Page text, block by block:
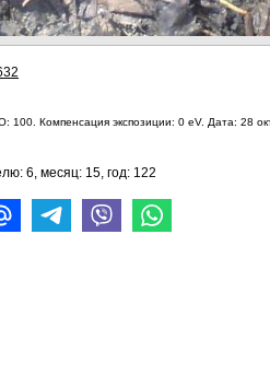
100. Компенсация экспозиции: 0 eV. Дата: 28
6, месяц: 15, год: 122